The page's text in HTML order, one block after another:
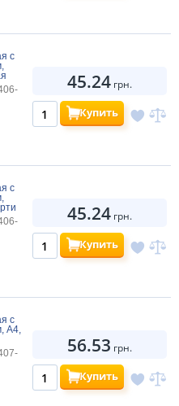
с
45.24 грн.
Купить
с
45.24 грн.
Купить
с
A4,
56.53 грн.
Купить